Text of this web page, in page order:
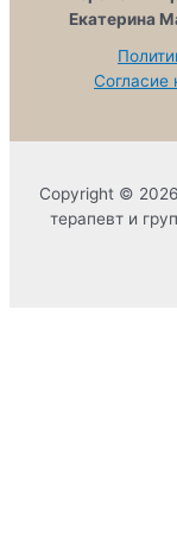
Екатерина
Согласие
Copyright ©
терапевт и